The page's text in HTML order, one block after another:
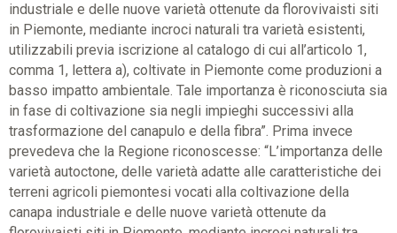
industriale e delle nuove varietà ottenute da florovivaisti siti
in Piemonte, mediante incroci naturali tra varietà esistenti,
utilizzabili previa iscrizione al catalogo di cui all’articolo 1,
comma 1, lettera a), coltivate in Piemonte come produzioni a
basso impatto ambientale. Tale importanza è riconosciuta sia
in fase di coltivazione sia negli impieghi successivi alla
trasformazione del canapulo e della fibra”. Prima invece
prevedeva che la Regione riconoscesse: “L’importanza delle
varietà autoctone, delle varietà adatte alle caratteristiche dei
terreni agricoli piemontesi vocati alla coltivazione della
canapa industriale e delle nuove varietà ottenute da